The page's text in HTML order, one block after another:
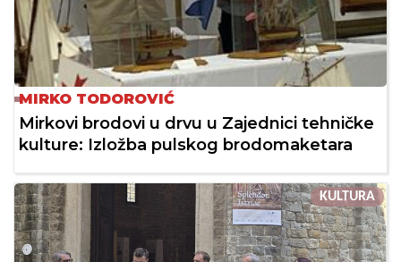
MIRKO TODOROVIĆ
Mirkovi brodovi u drvu u Zajednici tehničke
kulture: Izložba pulskog brodomaketara
KULTURA